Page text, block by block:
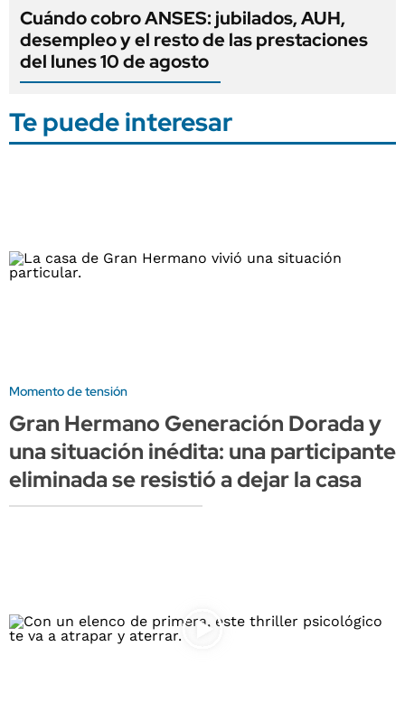
Cuándo cobro ANSES: jubilados, AUH,
desempleo y el resto de las prestaciones
del lunes 10 de agosto
Te puede interesar
Momento de tensión
Gran Hermano Generación Dorada y
una situación inédita: una participante
eliminada se resistió a dejar la casa